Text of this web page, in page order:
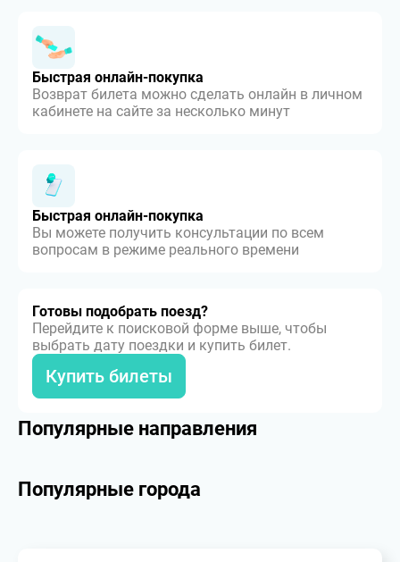
Быстрая онлайн-покупка
Возврат билета можно сделать онлайн в личном
кабинете на сайте за несколько минут
Быстрая онлайн-покупка
Вы можете получить консультации по всем
вопросам в режиме реального времени
Готовы подобрать поезд?
Перейдите к поисковой форме выше, чтобы
выбрать дату поездки и купить билет.
Купить билеты
Популярные направления
Популярные города